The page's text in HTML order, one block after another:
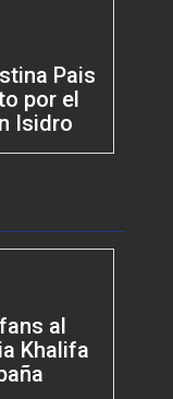
Pais
por el
Isidro
al
Khalifa